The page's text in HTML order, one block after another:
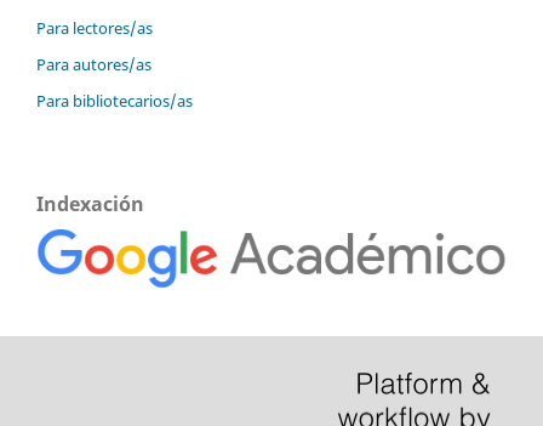
Para lectores/as
Para autores/as
Para bibliotecarios/as
Indexación